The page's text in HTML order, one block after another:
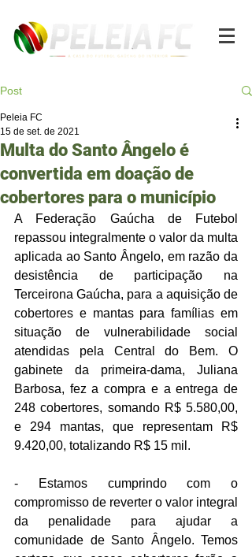
Post
Multa do Santo Ângelo é
convertida em doação de
cobertores para o município
Peleia FC
15 de set. de 2021
A Federação Gaúcha de Futebol
repassou integralmente o valor da multa
aplicada ao Santo Ângelo, em razão da
desistência de participação na
Terceirona Gaúcha, para a aquisição de
cobertores e mantas para famílias em
situação de vulnerabilidade social
atendidas pela Central do Bem. O
gabinete da primeira-dama, Juliana
Barbosa, fez a compra e a entrega de
248 cobertores, somando R$ 5.580,00,
e 294 mantas, que representam R$
9.420,00, totalizando R$ 15 mil.
- Estamos cumprindo com o
compromisso de reverter o valor integral
da penalidade para ajudar a
comunidade de Santo Ângelo. Temos